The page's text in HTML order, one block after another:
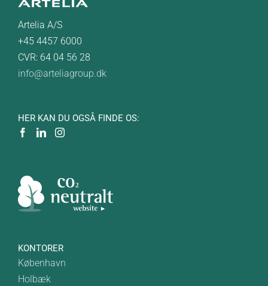
Artelia A/S
+45 4457 6000
CVR: 64 04 56 28
info@arteliagroup.dk
HER KAN DU OGSÅ FINDE OS:
KONTORER
København
Holbæk